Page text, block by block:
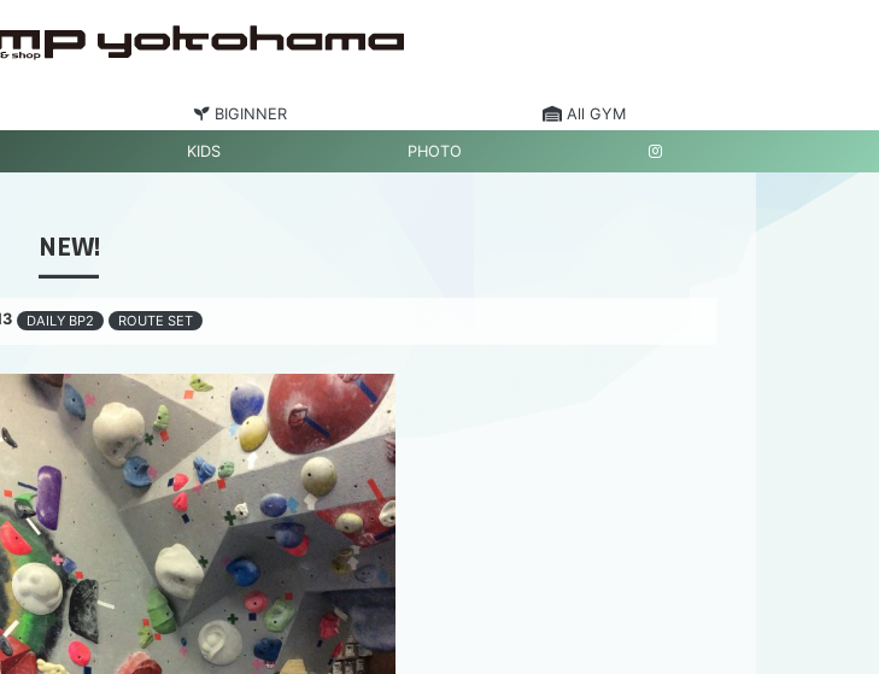
BIGINNER All GYM
KIDS PHOTO
NEW!
DAILY BP2 ROUTE SET